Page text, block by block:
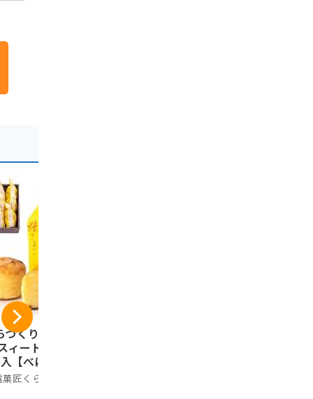
づくり本舗 芋菓
ィートポテト 1
【べにあかく
川越名物 のし
ギフト
匠くらづくり本